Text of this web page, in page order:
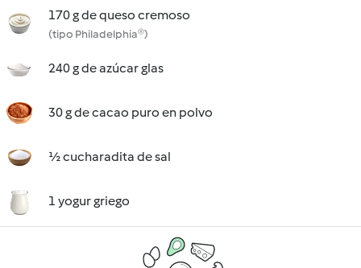
170 g de queso cremoso
(tipo Philadelphia®)
240 g de azúcar glas
30 g de cacao puro en polvo
½ cucharadita de sal
1 yogur griego